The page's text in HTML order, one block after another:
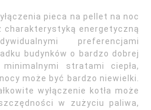
pieca na pellet na noc
charakterystyką energetyczną
preferencjami
budynków o bardzo dobrej
stratami ciepła,
może być bardzo niewielki.
wyłączenie kotła może
w zużyciu paliwa,